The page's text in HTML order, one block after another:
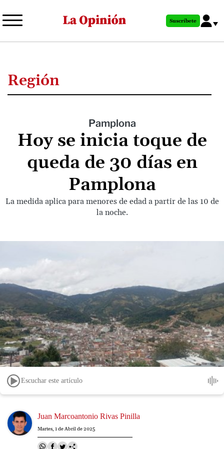
al
principal
Suscríbete
Región
Pamplona
Hoy se inicia toque de
queda de 30 días en
Pamplona
La medida aplica para menores de edad a partir de las 10 de
la noche.
Escuchar este artículo
Image Juan Marcoantonio Rivas Pinilla
Martes, 1 de Abril de 2025